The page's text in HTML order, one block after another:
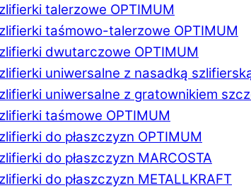
talerzowe OPTIMUM
taśmowo-talerzowe OPTIMUM
dwutarczowe OPTIMUM
uniwersalne z nasadką
uniwersalne z gratownikiem
taśmowe OPTIMUM
do płaszczyzn OPTIMUM
do płaszczyzn MARCOSTA
do płaszczyzn METALLKRAFT